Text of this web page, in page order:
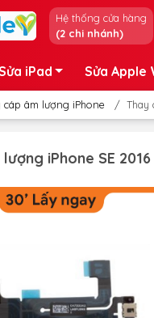
Hệ thống cửa hàng
(2 chi nhánh)
iPad Sửa Apple
cáp âm lượng iPhone / Thay
iPhone SE 2016